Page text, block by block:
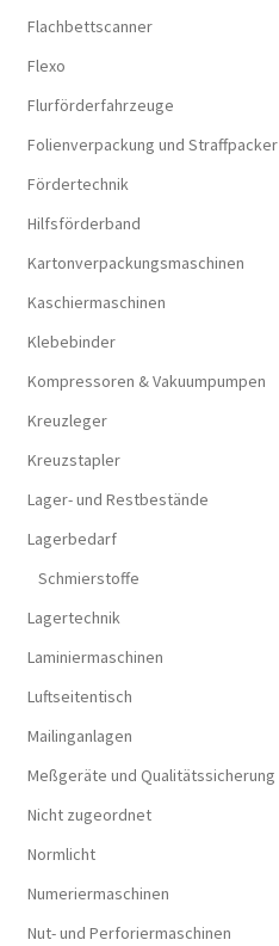
Flachbettscanner
Flexo
Flurförderfahrzeuge
Folienverpackung und Straffpacker
Fördertechnik
Hilfsförderband
Kartonverpackungsmaschinen
Kaschiermaschinen
Klebebinder
Kompressoren & Vakuum­pumpen
Kreuzleger
Kreuzstapler
Lager- und Restbestände
Lagerbedarf
Schmierstoffe
Lagertechnik
Laminiermaschinen
Luftseitentisch
Mailinganlagen
Meßgeräte und Qualitätssicherung
Nicht zugeordnet
Normlicht
Numeriermaschinen
Nut- und Perforiermaschinen